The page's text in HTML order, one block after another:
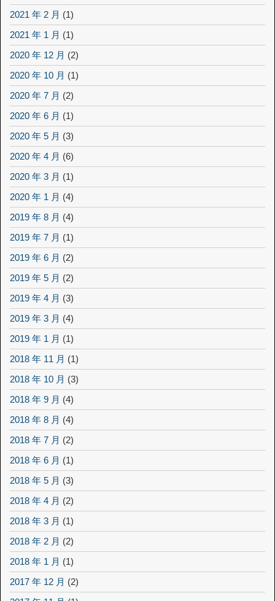
2021 年 2 月 (1)
2021 年 1 月 (1)
2020 年 12 月 (2)
2020 年 10 月 (1)
2020 年 7 月 (2)
2020 年 6 月 (1)
2020 年 5 月 (3)
2020 年 4 月 (6)
2020 年 3 月 (1)
2020 年 1 月 (4)
2019 年 8 月 (4)
2019 年 7 月 (1)
2019 年 6 月 (2)
2019 年 5 月 (2)
2019 年 4 月 (3)
2019 年 3 月 (4)
2019 年 1 月 (1)
2018 年 11 月 (1)
2018 年 10 月 (3)
2018 年 9 月 (4)
2018 年 8 月 (4)
2018 年 7 月 (2)
2018 年 6 月 (1)
2018 年 5 月 (3)
2018 年 4 月 (2)
2018 年 3 月 (1)
2018 年 2 月 (2)
2018 年 1 月 (1)
2017 年 12 月 (2)